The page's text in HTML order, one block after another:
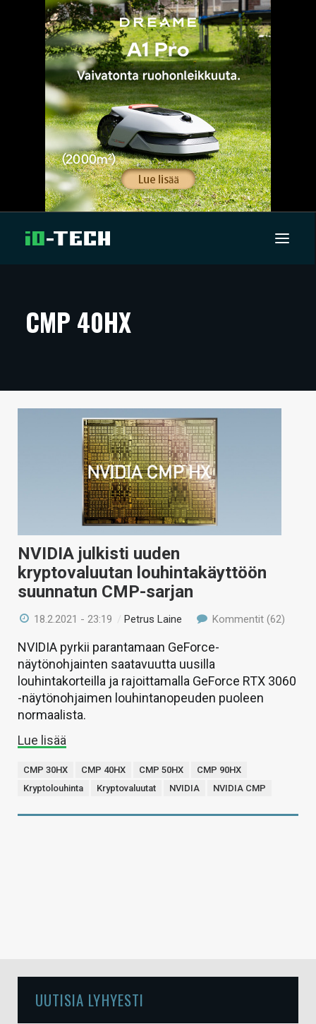
ARTIKKELIT
TECHBBS
HAKU
CMP 40HX
NVIDIA julkisti uuden
kryptovaluutan louhintakäyttöön
suunnatun CMP-sarjan
18.2.2021 - 23:19 /Petrus Laine Kommentit (62)
NVIDIA pyrkii parantamaan GeForce-
näytönohjainten saatavuutta uusilla
louhintakorteilla ja rajoittamalla GeForce RTX 3060
-näytönohjaimen louhintanopeuden puoleen
normaalista.
Lue lisää
CMP 30HX CMP 40HX CMP 50HX
CMP 90HX
Kryptolouhinta
Kryptovaluutat NVIDIA NVIDIA CMP
UUTISIA LYHYESTI